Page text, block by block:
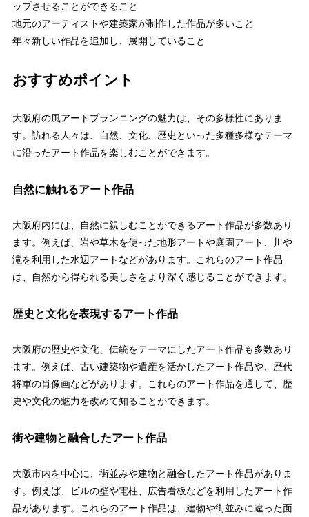
ップさせることができること
地元のアーティストや建築家が制作した作品が多いこと
年々新しい作品を追加し、展開していること
おすすめポイント
大阪府の風アートプランニングの魅力は、その多様性にありま
す。訪れる人々は、自然、文化、歴史といった多種多様なテーマ
に沿ったアート作品を楽しむことができます。
自然に触れるアート作品
大阪府内には、自然に親しむことができるアート作品が多数あり
ます。例えば、岩や草木を使った地形アートや庭園アート、川や
滝を利用した水辺アートなどがあります。これらのアート作品
は、自然から得られる美しさをより深く感じることができます。
歴史と文化を表現するアート作品
大阪府の歴史や文化、伝統をテーマにしたアート作品も多数あり
ます。例えば、古い建築物や遺産を活かしたアート作品や、歴代
将軍の肖像画などがあります。これらのアート作品を通して、歴
史や文化の魅力を改めて知ることができます。
街や建物と融合したアート作品
大阪市内を中心に、街並みや建物と融合したアート作品がありま
す。例えば、ビルの壁や電柱、広告看板などを利用したアート作
品があります。これらのアート作品は、建物や街並みに違った面